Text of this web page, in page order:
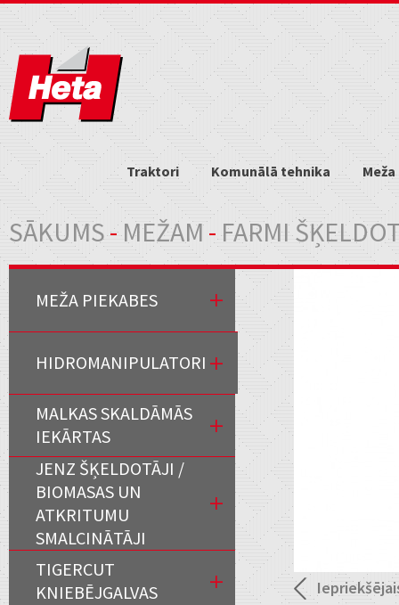
Traktori Komunālā tehnika
Jūs atrodaties šeit
SĀKUMS- MEŽAM-FARMI
MEŽA PIEKABES
HIDROMANIPULATORI
MALKAS SKALDĀMĀS
IEKĀRTAS
JENZ ŠĶELDOTĀJI /
BIOMASAS UN
ATKRITUMU
SMALCINĀTĀJI
TIGERCUT
KNIEBĒJGALVAS